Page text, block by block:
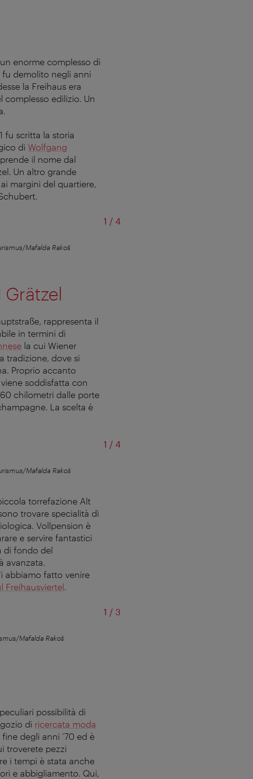
enorme complesso di
fu demolito negli anni
la Freihaus era
complesso edilizio. Un
fu scritta la storia
di Wolfgang
il nome dal
Un altro grande
margini del quartiere,
1 /di
4
Mafalda Rakoš
rappresenta il
in termini di
la cui Wiener
tradizione, dove si
Proprio accanto
soddisfatta con
chilometri dalle porte
La scelta è
1 /di
4
Mafalda Rakoš
torrefazione Alt
trovare specialità di
Vollpension è
e servire fantastici
di fondo del
avanzata.
abbiamo fatto venire
Freihausviertel.
1 /di
3
Mafalda Rakoš
possibilità di
di ricercata moda
degli anni ‘70 ed è
troverete pezzi
i tempi è stata anche
e abbigliamento. Qui,